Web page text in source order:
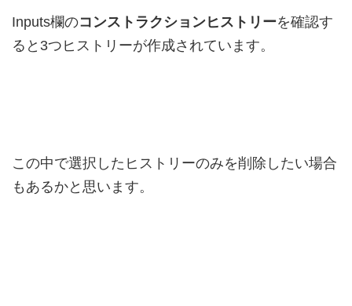
Inputs欄のコンストラクションヒストリーを確認す
ると3つヒストリーが作成されています。
この中で選択したヒストリーのみを削除したい場合
もあるかと思います。